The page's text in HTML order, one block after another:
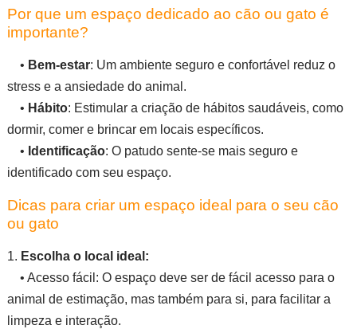
Por que um espaço dedicado ao cão ou gato é
importante?
• Bem-estar: Um ambiente seguro e confortável reduz o
stress e a ansiedade do animal.
• Hábito: Estimular a criação de hábitos saudáveis, como
dormir, comer e brincar em locais específicos.
• Identificação: O patudo sente-se mais seguro e
identificado com seu espaço.
Dicas para criar um espaço ideal para o seu cão
ou gato
1. Escolha o local ideal:
• Acesso fácil: O espaço deve ser de fácil acesso para o
animal de estimação, mas também para si, para facilitar a
limpeza e interação.